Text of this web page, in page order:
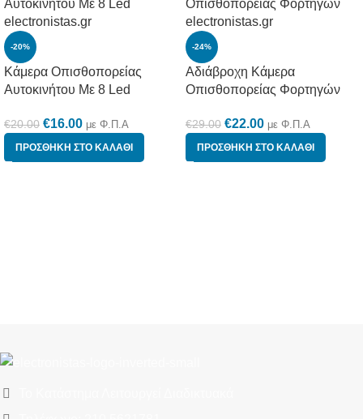
-20%
Κάμερα Οπισθοπορείας
Αυτοκινήτου Με 8 Led
€20.00 €16.00 με Φ.Π.Α
ΠΡΟΣΘΉΚΗ ΣΤΟ ΚΑΛΆΘΙ
-24%
Αδιάβροχη Κάμερα
Οπισθοπορείας Φορτηγών
€29.00 €22.00 με Φ.Π.Α
ΠΡΟΣΘΉΚΗ ΣΤΟ ΚΑΛΆΘΙ